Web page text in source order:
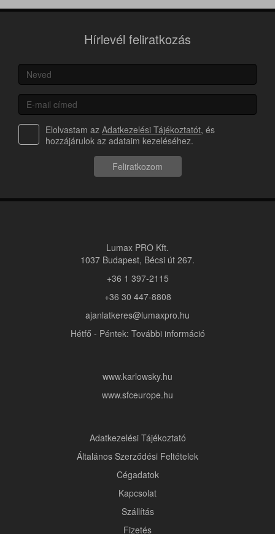
Hírlevél feliratkozás
Elolvastam az Adatkezelési Tájékoztatót, és
hozzájárulok az adataim kezeléséhez.
Feliratkozom
Lumax PRO Kft.
1037 Budapest, Bécsi út 267.
+36 1 397-2115
+36 30 447-8808
ajanlatkeres@lumaxpro.hu
Hétfő - Péntek: További információ
www.karlowsky.hu
www.sfceurope.hu
Adatkezelési Tájékoztató
Általános Szerződési Feltételek
Cégadatok
Kapcsolat
Szállítás
Fizetés